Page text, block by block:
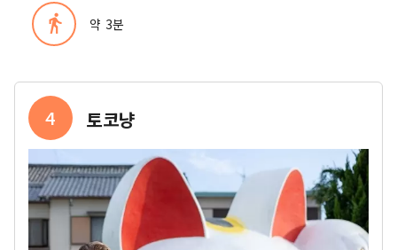
directions_walk 약 3분
4 토코냥